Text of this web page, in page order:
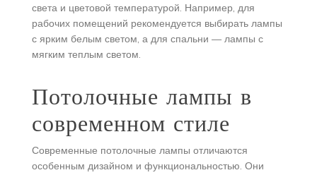
света и цветовой температурой. Например, для
рабочих помещений рекомендуется выбирать лампы
с ярким белым светом, а для спальни — лампы с
мягким теплым светом.
Потолочные лампы в
современном стиле
Современные потолочные лампы отличаются
особенным дизайном и функциональностью. Они